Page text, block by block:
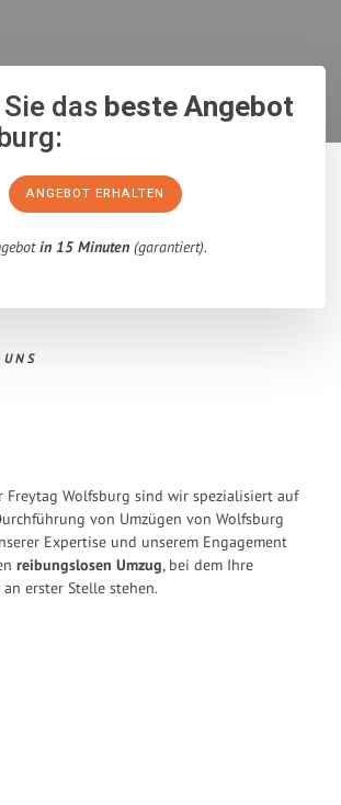
dasbeste Angebot
ANGEBOT ERHALTEN
in 15 Minuten(garantiert).
Freytag Wolfsburg sind wir spezialisiert auf
von Umzügen von Wolfsburg
Expertise und unserem Engagement
reibungslosen Umzug, bei dem Ihre
erster Stelle stehen.